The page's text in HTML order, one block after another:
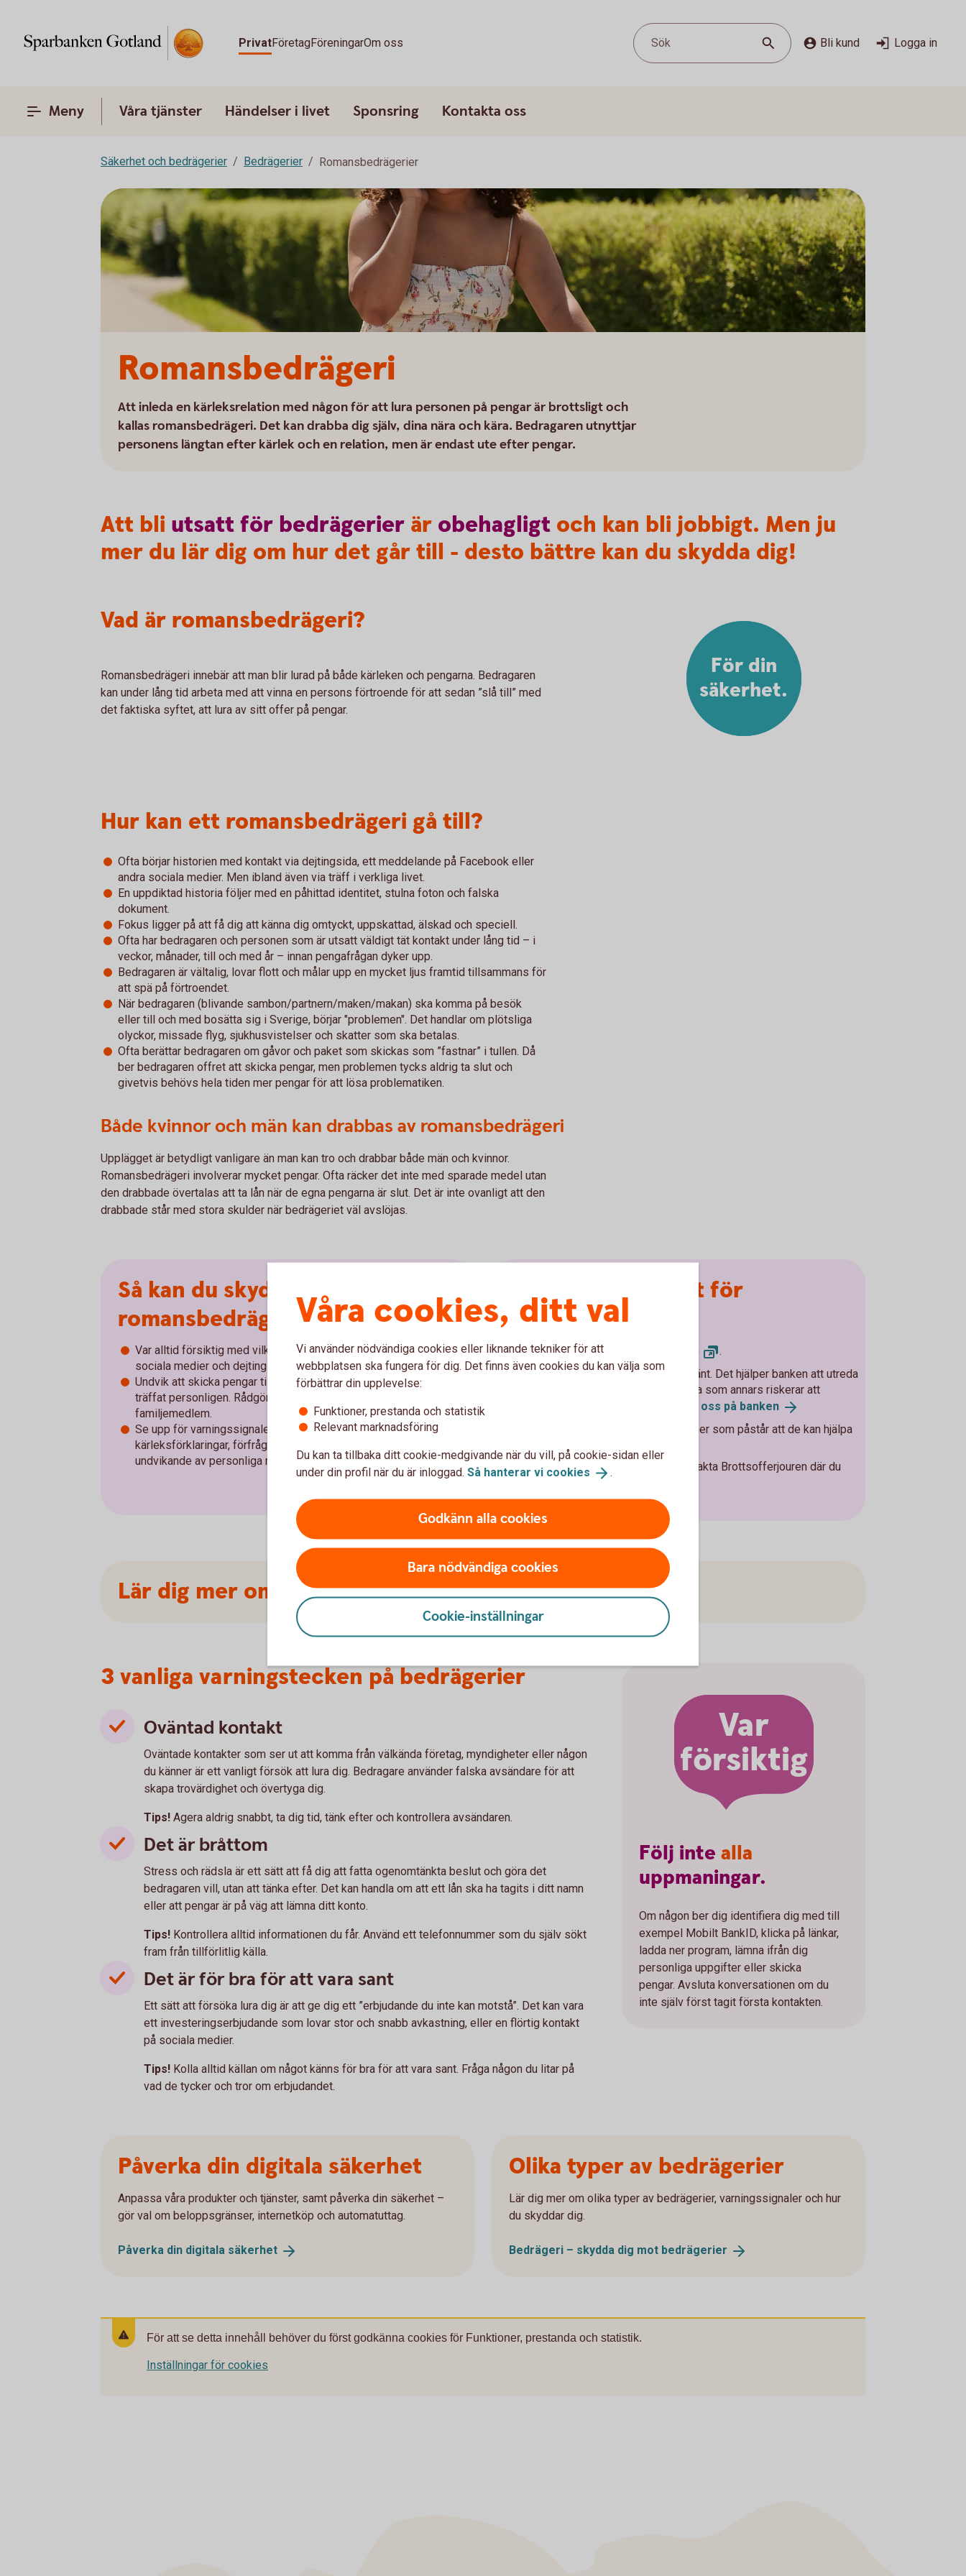
PrivatFöretagFöreningarOm oss Sök Bli kund Logga in
Meny Våra tjänster Händelser i livet Sponsring Kontakta oss
Säkerhet och bedrägerier Bedrägerier Romansbedrägerier
Romansbedrägeri
Att inleda en kärleksrelation med någon för att lura personen på pengar är brottsligt och
kallas romansbedrägeri. Det kan drabba dig själv, dina nära och kära. Bedragaren utnyttjar
personens längtan efter kärlek och en relation, men är endast ute efter pengar.
Att bli utsattför bedrägerier är obehagligt och kan bli jobbigt. Men ju
mer du lär dig om hur det går till - desto bättre kan du skydda dig!
Vad är romansbedrägeri?
Romansbedrägeri innebär att man blir lurad på både kärleken och pengarna. Bedragaren
kan under lång tid arbeta med att vinna en persons förtroende för att sedan ”slå till” med
det faktiska syftet, att lura av sitt offer på pengar.
För din
säkerhet.
Hur kan ett romansbedrägeri gå till?
Ofta börjar historien med kontakt via dejtingsida, ett meddelande på Facebook eller
andra sociala medier. Men ibland även via träff i verkliga livet.
En uppdiktad historia följer med en påhittad identitet, stulna foton och falska
dokument.
Fokus ligger på att få dig att känna dig omtyckt, uppskattad, älskad och speciell.
Ofta har bedragaren och personen som är utsatt väldigt tät kontakt under lång tid – i
veckor, månader, till och med år – innan pengafrågan dyker upp.
Bedragaren är vältalig, lovar flott och målar upp en mycket ljus framtid tillsammans för
att spä på förtroendet.
När bedragaren (blivande sambon/partnern/maken/makan) ska komma på besök
eller till och med bosätta sig i Sverige, börjar "problemen". Det handlar om plötsliga
olyckor, missade flyg, sjukhusvistelser och skatter som ska betalas.
Ofta berättar bedragaren om gåvor och paket som skickas som ”fastnar” i tullen. Då
ber bedragaren offret att skicka pengar, men problemen tycks aldrig ta slut och
givetvis behövs hela tiden mer pengar för att lösa problematiken.
Både kvinnor och män kan drabbas av romansbedrägeri
Upplägget är betydligt vanligare än man kan tro och drabbar både män och kvinnor.
Romansbedrägeri involverar mycket pengar. Ofta räcker det inte med sparade medel utan
den drabbade övertalas att ta lån när de egna pengarna är slut. Det är inte ovanligt att den
drabbade står med stora skulder när bedrägeriet väl avslöjas.
Så kan du skydda dig mot
romansbedrägeri
Var alltid försiktig med vilken personlig information du delar på
sociala medier och dejtingsajter.
Undvik att skicka pengar till någon du inte känner väl eller har
träffat personligen. Rådgör alltid med en betrodd vän eller
familjemedlem.
Se upp för varningssignaler som till exempel snabba
kärleksförklaringar, förfrågningar om ekonomisk hjälp eller
undvikande av personliga möten.
Om du blivit utsatt för
romansbedrägeri
Gör en polisanmälan (polisen.se)
.
Ring banken, berätta vad som har hänt. Det hjälper banken att utreda
vad som hänt, vilket kan hjälpa andra som annars riskerar att
Kontakta oss på banken
Avbryt all kontakt, även med personer som påstår att de kan hjälpa
Ta hjälp av din omgivning, eller kontakta Brottsofferjouren där du
Brottsofferjouren.
Lär dig mer om hur du kanskyddadigmotbedragarna.
3 vanliga varningstecken på bedrägerier
Oväntad kontakt
Oväntade kontakter som ser ut att komma från välkända företag, myndigheter eller någon
du känner är ett vanligt försök att lura dig. Bedragare använder falska avsändare för att
skapa trovärdighet och övertyga dig.
Tips! Agera aldrig snabbt, ta dig tid, tänk efter och kontrollera avsändaren.
Det är bråttom
Stress och rädsla är ett sätt att få dig att fatta ogenomtänkta beslut och göra det
bedragaren vill, utan att tänka efter. Det kan handla om att ett lån ska ha tagits i ditt namn
eller att pengar är på väg att lämna ditt konto.
Tips! Kontrollera alltid informationen du får. Använd ett telefonnummer som du själv sökt
fram från tillförlitlig källa.
Det är för bra för att vara sant
Ett sätt att försöka lura dig är att ge dig ett ”erbjudande du inte kan motstå”. Det kan vara
ett investeringserbjudande som lovar stor och snabb avkastning, eller en flörtig kontakt
på sociala medier.
Tips! Kolla alltid källan om något känns för bra för att vara sant. Fråga någon du litar på
vad de tycker och tror om erbjudandet.
Var
försiktig
Följ inte alla
uppmaningar.
Om någon ber dig identifiera dig med till
exempel Mobilt BankID, klicka på länkar,
ladda ner program, lämna ifrån dig
personliga uppgifter eller skicka
pengar. Avsluta konversationen om du
inte själv först tagit första kontakten.
Påverka din digitala säkerhet
Anpassa våra produkter och tjänster, samt påverka din säkerhet –
gör val om beloppsgränser, internetköp och automatuttag.
Påverka din digitala säkerhet
Olika typer av bedrägerier
Lär dig mer om olika typer av bedrägerier, varningssignaler och hur
du skyddar dig.
Bedrägeri – skydda dig mot bedrägerier
För att se detta innehåll behöver du först godkänna cookies för Funktioner, prestanda och statistik.
Inställningar för cookies
Våra cookies, ditt val
Vi använder nödvändiga cookies eller liknande tekniker för att
webbplatsen ska fungera för dig. Det finns även cookies du kan välja som
förbättrar din upplevelse:
Funktioner, prestanda och statistik
Relevant marknadsföring
Du kan ta tillbaka ditt cookie-medgivande när du vill, på cookie-sidan eller
under din profil när du är inloggad. Så hanterar vi cookies .
Godkänn alla cookies
Bara nödvändiga cookies
Cookie-inställningar